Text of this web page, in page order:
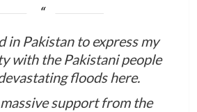
in Pakistan to express my
with the Pakistani people
floods here.
support from the